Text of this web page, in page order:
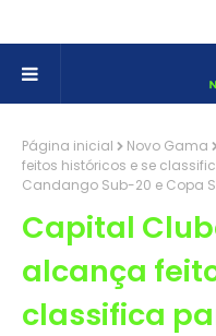
Página inicial Novo Gama
feitos históricos e se
Candango Sub-20 e Copa
Capital
alcança
classifica